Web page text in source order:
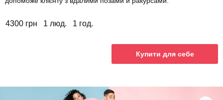
4300 грн 1 люд. 1 год.
Купити для себе